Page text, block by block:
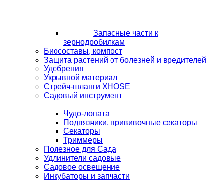
Запасные части к
зернодробилкам
Биосоставы, компост
Защита растений от болезней и вредителей
Удобрения
Укрывной материал
Стрейч-шланги XHOSE
Садовый инструмент
Чудо-лопата
Подвязчики, прививочные секаторы
Секаторы
Триммеры
Полезное для Сада
Удлинители садовые
Садовое освещение
Инкубаторы и запчасти